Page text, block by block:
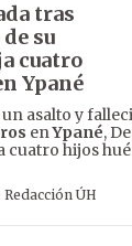
tras
su
cuatro
Ypané
asalto y
enYpané,
cuatro hijos
Redacción ÚH